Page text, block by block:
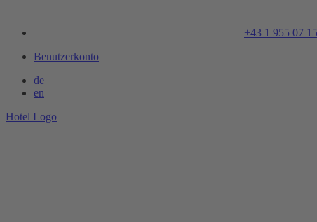
+43 1 955 07
Benutzerkonto
de
en
Hotel Logo